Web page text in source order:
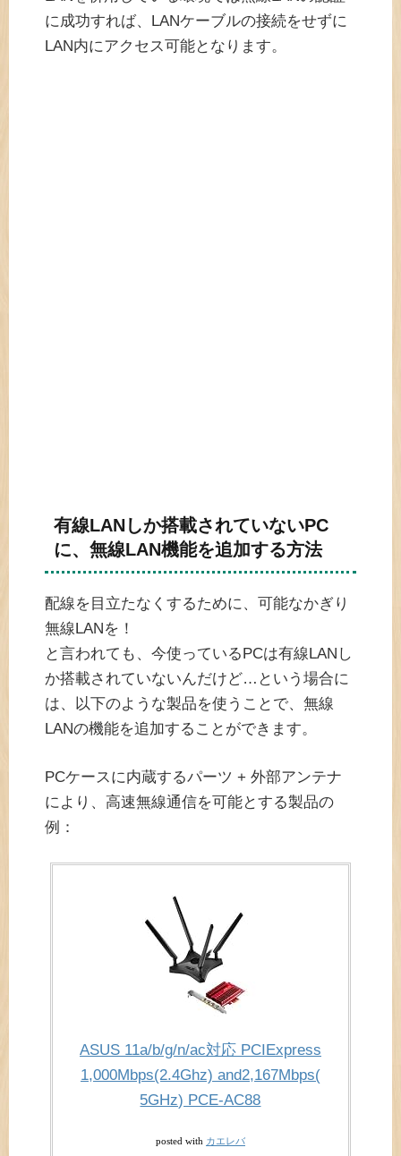
に成功すれば、LANケーブルの接続をせずに
LAN内にアクセス可能となります。
有線LANしか搭載されていないPC
に、無線LAN機能を追加する方法
配線を目立たなくするために、可能なかぎり
無線LANを！
と言われても、今使っているPCは有線LANし
か搭載されていないんだけど…という場合に
は、以下のような製品を使うことで、無線
LANの機能を追加することができます。
PCケースに内蔵するパーツ + 外部アンテナ
により、高速無線通信を可能とする製品の
例：
ASUS 11a/b/g/n/ac対応 PCIExpress
1,000Mbps(2.4Ghz) and2,167Mbps(
5GHz) PCE-AC88
posted with カエレバ